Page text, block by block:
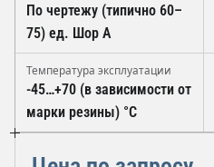
По чертежу (типично 60–
75) ед. Шор А
Температура эксплуатации
-45…+70 (в зависимости от
марки резины) °C